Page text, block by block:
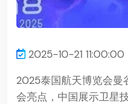
2025-10-21 11:00:00
2025泰国航天博览会曼
会亮点，中国展示卫星